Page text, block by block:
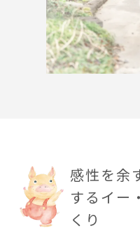
感性を余
する イー
くり